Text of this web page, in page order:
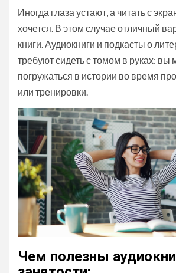
Иногда глаза устают, а читать с
хочется. В этом случае отличный
книги. Аудиокниги и подкасты о
требуют сидеть с томом в руках: вы
погружаться в истории во время
или тренировки.
Чем полезны